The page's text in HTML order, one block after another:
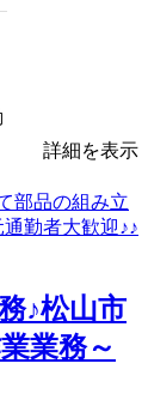
詳細を表示
♪松山市
業務～